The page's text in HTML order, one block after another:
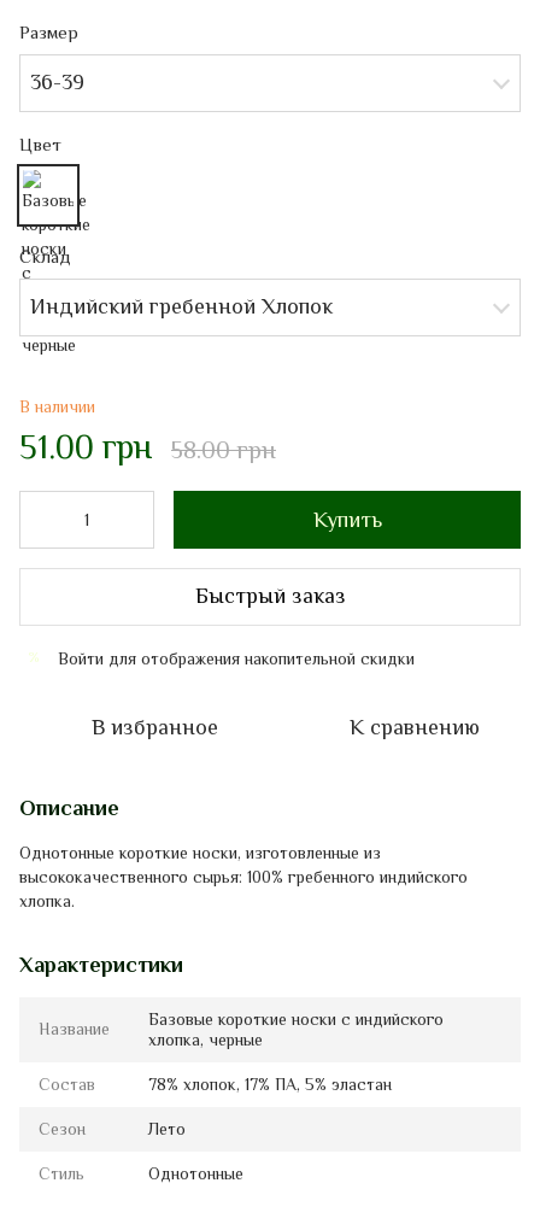
Размер
36-39
Цвет
Склад
Индийский гребенной Хлопок
В наличии
51.00 грн 58.00 грн
Купить
Быстрый заказ
% Войти для отображения накопительной скидки
В избранное К сравнению
Описание
Однотонные короткие носки, изготовленные из
высококачественного сырья: 100% гребенного индийского
хлопка.
Характеристики
Название
Базовые короткие носки с индийского
хлопка, черные
Состав 78% хлопок, 17% ПА, 5% эластан
Сезон Лето
Стиль Однотонные